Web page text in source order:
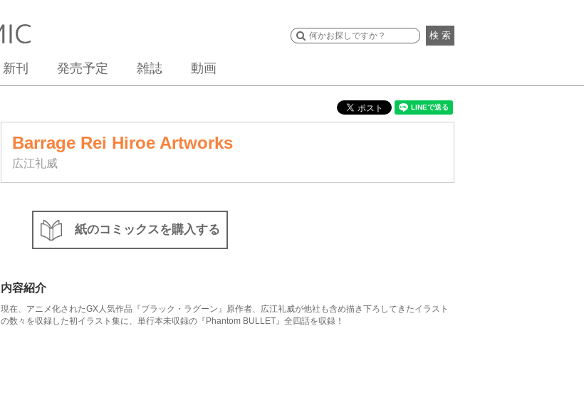
検 索
新刊 発売予定 雑誌 動画
Barrage Rei Hiroe Artworks
広江礼威
紙のコミックスを購入する
内容紹介
現在、アニメ化されたGX人気作品『ブラック・ラグーン』原作者、広江礼威が他社も含め描き下ろしてきたイラスト
の数々を収録した初イラスト集に、単行本未収録の『Phantom BULLET』全四話を収録！